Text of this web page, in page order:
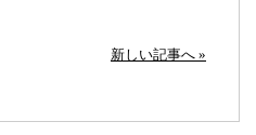
新しい記事へ »